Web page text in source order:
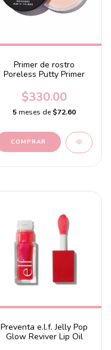
Primer de rostro
Poreless Putty Primer
$330.00
5 meses de$72.60
Preventa e.l.f. Jelly Pop
Glow Reviver Lip Oil